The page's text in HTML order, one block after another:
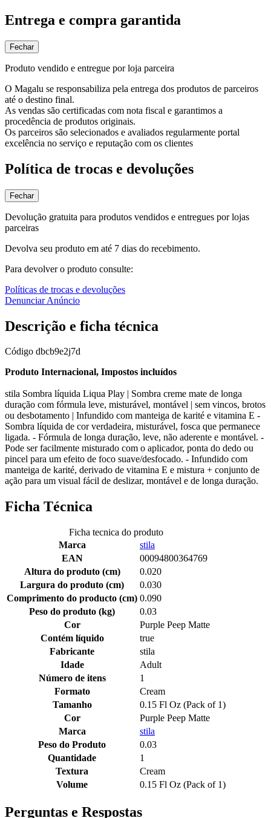
Entrega e compra garantida
Fechar
Produto vendido e entregue por loja parceira
O Magalu se responsabiliza pela entrega dos produtos de parceiros
até o destino final.
As vendas são certificadas com nota fiscal e garantimos a
procedência de produtos originais.
Os parceiros são selecionados e avaliados regularmente portal
excelência no serviço e reputação com os clientes
Política de trocas e devoluções
Fechar
Devolução gratuita para produtos vendidos e entregues por lojas
parceiras
Devolva seu produto em até 7 dias do recebimento.
Para devolver o produto consulte:
Políticas de trocas e devoluções
Denunciar Anúncio
Descrição e ficha técnica
Código dbcb9e2j7d
Produto Internacional, Impostos incluídos
stila Sombra líquida Liqua Play | Sombra creme mate de longa
duração com fórmula leve, misturável, montável | sem vincos, brotos
ou desbotamento | Infundido com manteiga de karité e vitamina E -
Sombra líquida de cor verdadeira, misturável, fosca que permanece
ligada. - Fórmula de longa duração, leve, não aderente e montável. -
Pode ser facilmente misturado com o aplicador, ponta do dedo ou
pincel para um efeito de foco suave/desfocado. - Infundido com
manteiga de karité, derivado de vitamina E e mistura + conjunto de
ação para um visual fácil de deslizar, montável e de longa duração.
Ficha Técnica
Ficha tecnica do produto
Marca
stila
EAN
00094800364769
Altura do produto (cm)
0.020
Largura do produto (cm)
0.030
Comprimento do producto (cm) 0.090
Peso do produto (kg)
0.03
Cor
Purple Peep Matte
Contém líquido
true
Fabricante
stila
Idade
Adult
Número de itens
1
Formato
Cream
Tamanho
0.15 Fl Oz (Pack of 1)
Cor
Purple Peep Matte
Marca
stila
Peso do Produto
0.03
Quantidade
1
Textura
Cream
Volume
0.15 Fl Oz (Pack of 1)
Perguntas e Respostas